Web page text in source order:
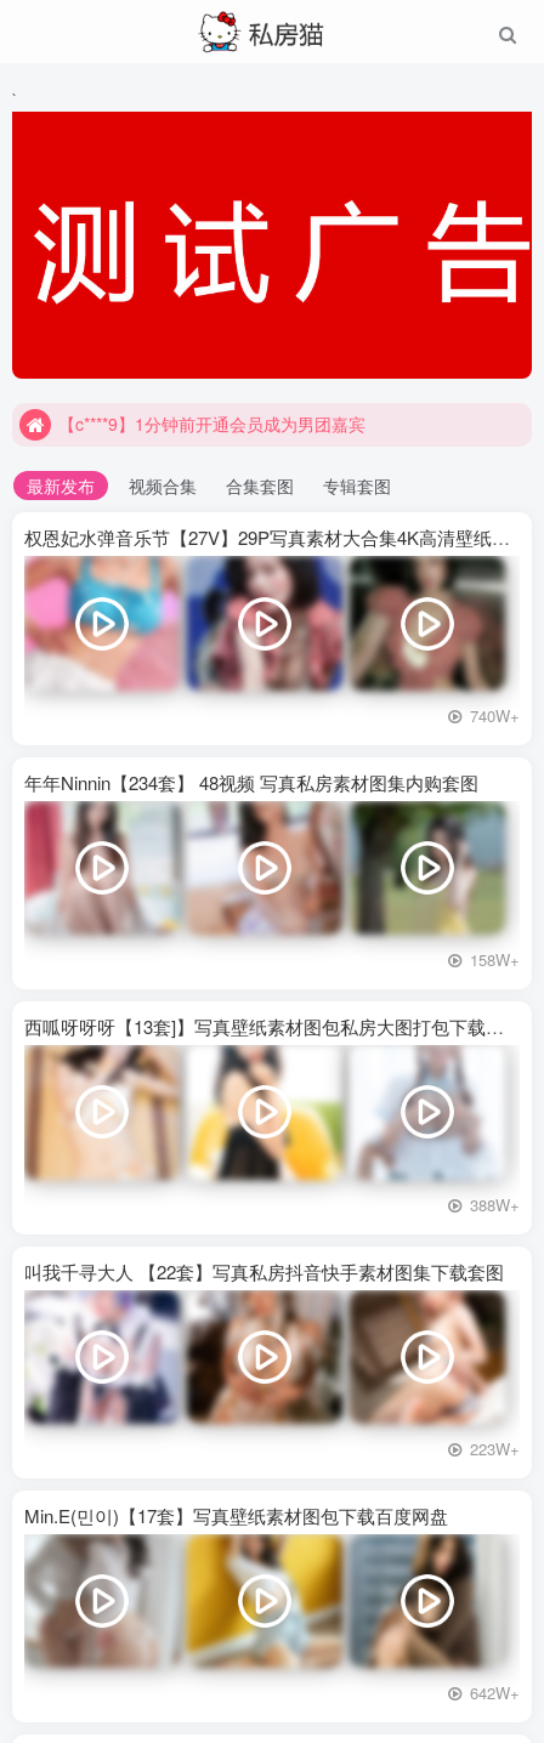
`
【c****9】1分钟前开通会员成为男团嘉宾
最新发布 视频合集 合集套图 专辑套图
权恩妃水弹音乐节【27V】29P写真素材大合集4K高清壁纸照片素材
740W+
年年Ninnin【234套】 48视频 写真私房素材图集内购套图
158W+
西呱呀呀呀【13套]】写真壁纸素材图包私房大图打包下载百度网盘
388W+
叫我千寻大人 【22套】写真私房抖音快手素材图集下载套图
223W+
Min.E(민이)【17套】写真壁纸素材图包下载百度网盘
642W+